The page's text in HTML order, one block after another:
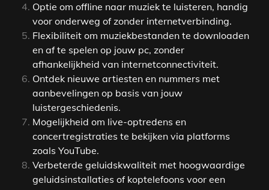
Optie om offline naar muziek te luisteren, handig
voor onderweg of zonder internetverbinding.
Flexibiliteit om muziekbestanden te downloaden
en af te spelen op jouw pc, zonder
afhankelijkheid van internetconnectiviteit.
Ontdek nieuwe artiesten en nummers met
aanbevelingen op basis van jouw
luistergeschiedenis.
Mogelijkheid om live-optredens en
concertregistraties te bekijken via platforms
zoals YouTube.
Verbeterde geluidskwaliteit met hoogwaardige
geluidsinstallaties of koptelefoons voor een